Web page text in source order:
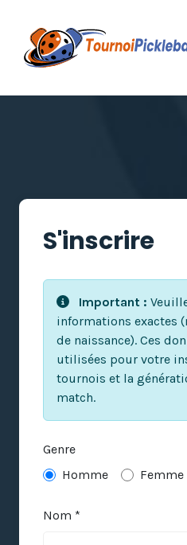
S'inscrire
Important :
informations exactes
de naissance). Ces
utilisées pour votre
tournois et la
match.
Genre
Homme
Femme
Nom *